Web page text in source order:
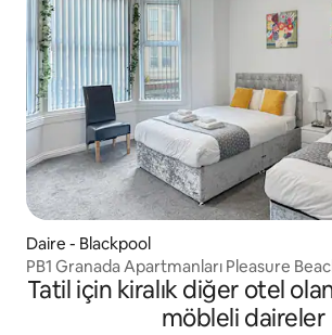
Daire - Blackpool
PB1 Granada Apartmanları Pleasure
Tatil için kiralık diğer otel
möbleli daireler